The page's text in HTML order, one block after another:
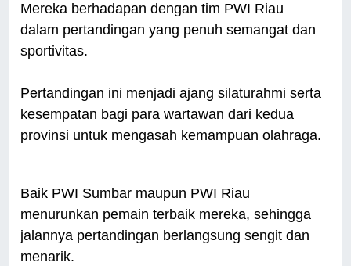
Mereka berhadapan dengan tim PWI Riau
dalam pertandingan yang penuh semangat dan
sportivitas.
Pertandingan ini menjadi ajang silaturahmi serta
kesempatan bagi para wartawan dari kedua
provinsi untuk mengasah kemampuan olahraga.
Baik PWI Sumbar maupun PWI Riau
menurunkan pemain terbaik mereka, sehingga
jalannya pertandingan berlangsung sengit dan
menarik.